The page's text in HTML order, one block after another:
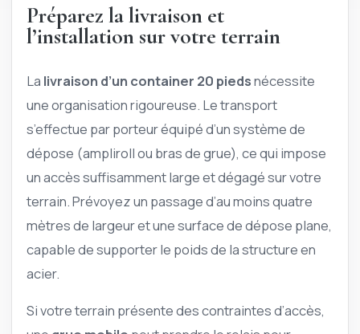
Préparez la livraison et
l’installation sur votre terrain
La livraison d’un container 20 piedsnécessite
une organisation rigoureuse. Le transport
s’effectue par porteur équipé d’un système de
dépose (ampliroll ou bras de grue), ce qui impose
un accès suffisamment large et dégagé sur votre
terrain. Prévoyez un passage d’au moins quatre
mètres de largeur et une surface de dépose plane,
capable de supporter le poids de la structure en
acier.
Si votre terrain présente des contraintes d’accès,